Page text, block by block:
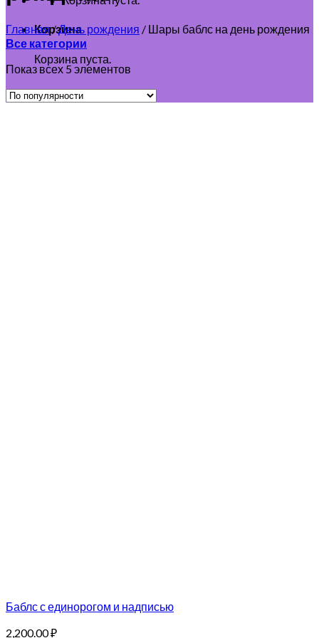
Корзина
Корзина пуста.
Главная/День рождения / Шары баблс на день рождения
Все категории
Показ всех 5 элементов
Баблс с единорогом и надписью
2,200.00₽